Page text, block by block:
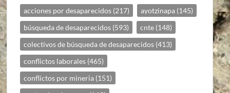
acciones por desaparecidos (217) ayotzinapa (145)
búsqueda de desaparecidos (593) cnte (148)
colectivos de búsqueda de desaparecidos (413)
conflictos laborales (465)
conflictos por mineria (151)